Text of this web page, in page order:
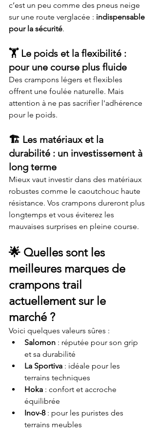
c’est un peu comme des pneus neige
sur une route verglacée : indispensable
pour la sécurité.
🏋️ Le poids et la flexibilité :
pour une course plus fluide
Des crampons légers et flexibles
offrent une foulée naturelle. Mais
attention à ne pas sacrifier l'adhérence
pour le poids.
🏗️ Les matériaux et la
durabilité : un investissement à
long terme
Mieux vaut investir dans des matériaux
robustes comme le caoutchouc haute
résistance. Vos crampons dureront plus
longtemps et vous éviterez les
mauvaises surprises en pleine course.
🌟 Quelles sont les
meilleures marques de
crampons trail
actuellement sur le
marché ?
Voici quelques valeurs sûres :
Salomon : réputée pour son grip
et sa durabilité
La Sportiva : idéale pour les
terrains techniques
Hoka : confort et accroche
équilibrée
Inov-8 : pour les puristes des
terrains meubles